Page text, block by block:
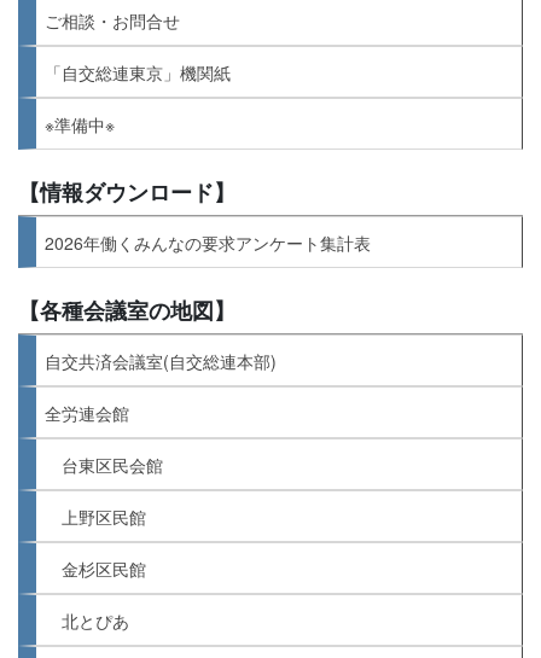
ご相談・お問合せ
「自交総連東京」機関紙
※準備中※
【情報ダウンロード】
2026年働くみんなの要求アンケート集計表
【各種会議室の地図】
自交共済会議室(自交総連本部)
全労連会館
台東区民会館
上野区民館
金杉区民館
北とぴあ